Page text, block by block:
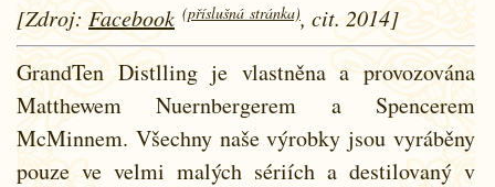
[Zdroj: Facebook (příslušná stránka), cit. 2014]
GrandTen Distlling je vlastněna a provozována
Matthewem Nuernbergerem a Spencerem
McMinnem. Všechny naše výrobky jsou vyráběny
pouze ve velmi malých sériích a destilovaný v